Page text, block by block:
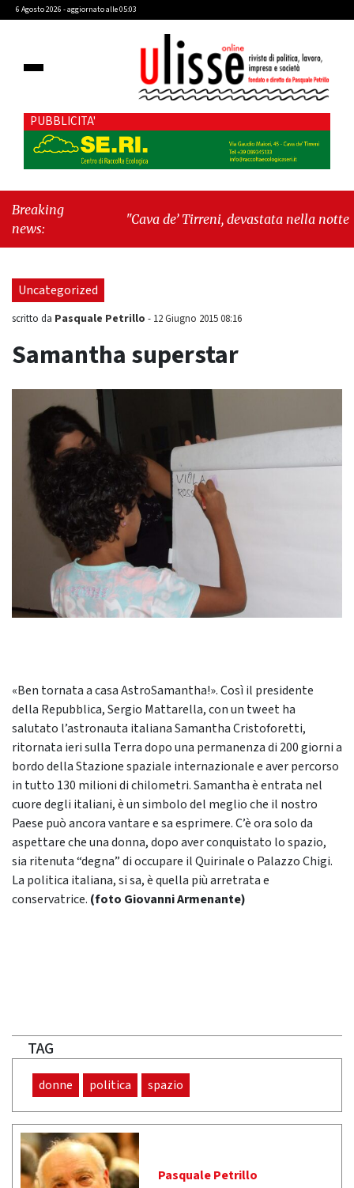
6 Agosto 2026 - aggiornato alle 05:03
PUBBLICITA'
Breaking
news:
"Cava de’ Tirreni, devastata nella notte la
fragilità sociali e pressioni economiche"
Uncategorized
scritto da Pasquale Petrillo - 12 Giugno 2015 08:16
Samantha superstar
«Ben tornata a casa AstroSamantha!». Così il presidente
della Repubblica, Sergio Mattarella, con un tweet ha
salutato l’astronauta italiana Samantha Cristoforetti,
ritornata ieri sulla Terra dopo una permanenza di 200 giorni a
bordo della Stazione spaziale internazionale e aver percorso
in tutto 130 milioni di chilometri. Samantha è entrata nel
cuore degli italiani, è un simbolo del meglio che il nostro
Paese può ancora vantare e sa esprimere. C’è ora solo da
aspettare che una donna, dopo aver conquistato lo spazio,
sia ritenuta “degna” di occupare il Quirinale o Palazzo Chigi.
La politica italiana, si sa, è quella più arretrata e
conservatrice. (foto Giovanni Armenante)
TAG
donne politica spazio
Pasquale Petrillo